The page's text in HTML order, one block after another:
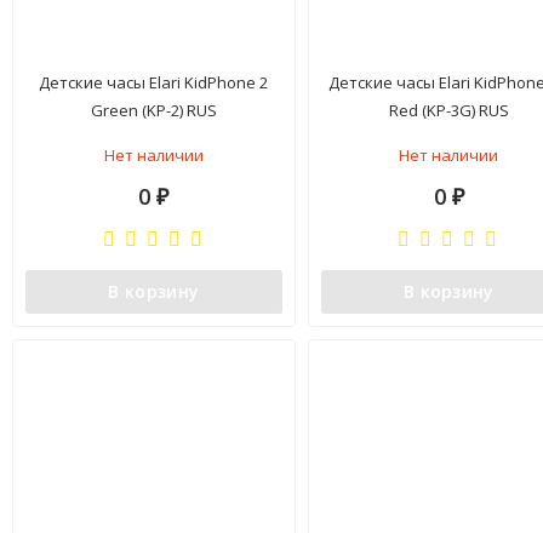
Детские часы Elari KidPhone 2
Green (KP-2) RUS
Нет наличии
0₽
В корзину
Детские часы Elari
Red (KP-3G) RUS
Нет наличии
0 ₽
В корзину